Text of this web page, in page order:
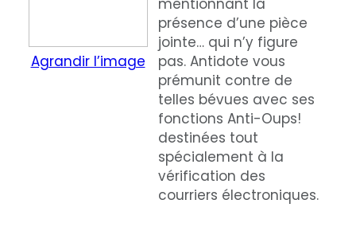
Agrandir l’image
mentionnant la
présence d’une pièce
jointe… qui n’y figure
pas. Antidote vous
prémunit contre de
telles bévues avec ses
fonctions Anti-Oups!
destinées tout
spécialement à la
vérification des
courriers électroniques.